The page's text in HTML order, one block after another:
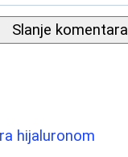
Slanje komentara
hijaluronom